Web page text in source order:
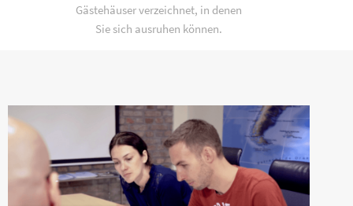
Gästehäuser verzeichnet, in denen
Sie sich ausruhen können.